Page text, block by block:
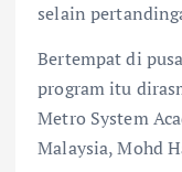
selain
Bertempat di
program itu
Metro System
Malaysia, Mohd